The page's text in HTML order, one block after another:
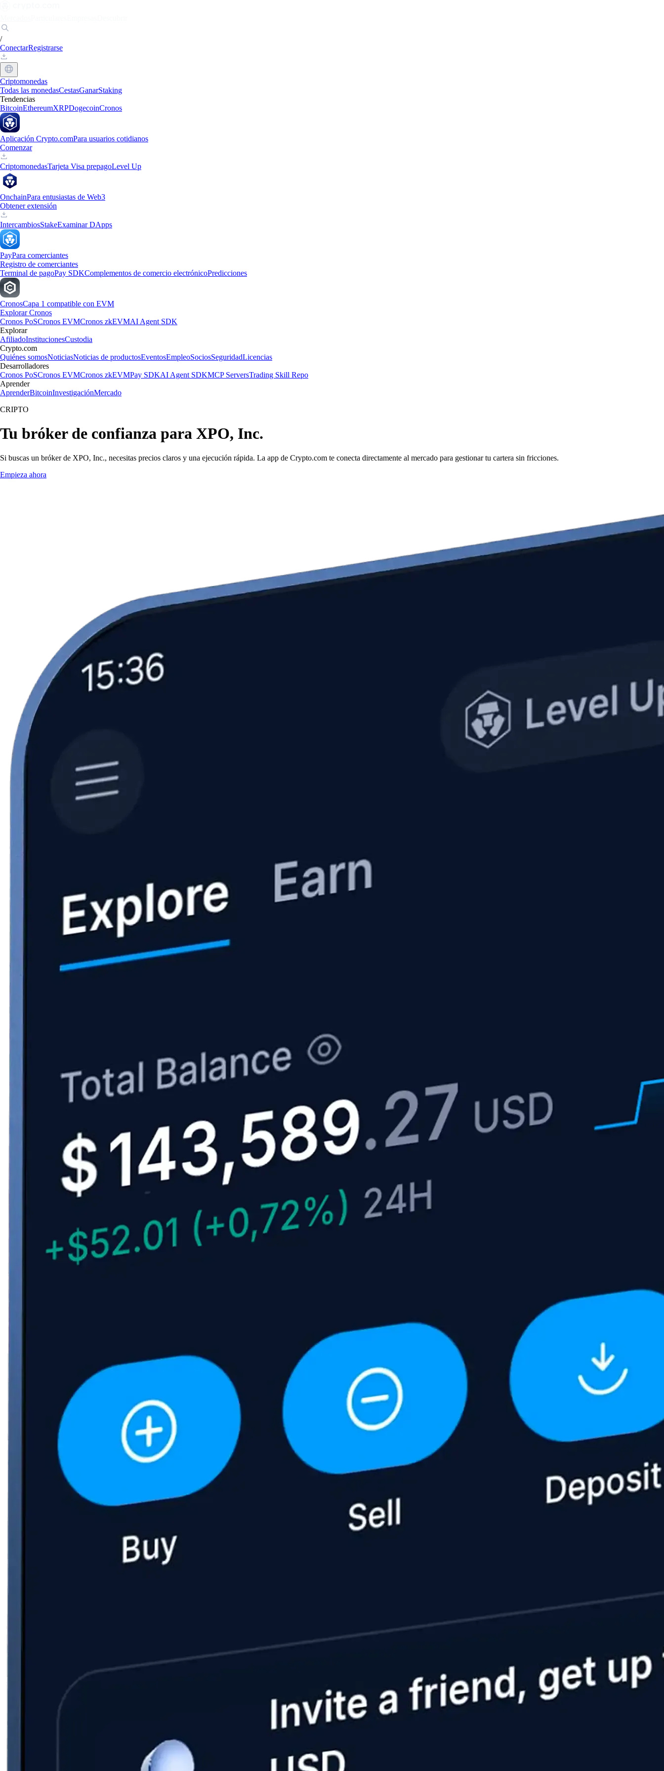
/
ConectarRegistrarse
Criptomonedas
Todas las monedasCestasGanarStaking
Tendencias
BitcoinEthereumXRPDogecoinCronos
Aplicación Crypto.comPara usuarios cotidianos
Comenzar
CriptomonedasTarjeta Visa prepagoLevel Up
OnchainPara entusiastas de Web3
Obtener extensión
IntercambiosStakeExaminar DApps
PayPara comerciantes
Registro de comerciantes
Terminal de pagoPay SDKComplementos de comercio electrónicoPredicciones
CronosCapa 1 compatible con EVM
Explorar Cronos
Cronos PoSCronos EVMCronos zkEVMAI Agent SDK
Explorar
AfiliadoInstitucionesCustodia
Crypto.com
Quiénes somosNoticiasNoticias de productosEventosEmpleoSociosSeguridadLicencias
Desarrolladores
Cronos PoSCronos EVMCronos zkEVMPay SDKAI Agent SDKMCP ServersTrading Skill Repo
Aprender
AprenderBitcoinInvestigaciónMercado
CRIPTO
Tu bróker de confianza para XPO, Inc.
Si buscas un bróker de XPO, Inc., necesitas precios claros y una ejecución rápida. La app de Crypto.com te conecta directamente al mercado para gestionar tu cartera sin fricciones.
Empieza ahora